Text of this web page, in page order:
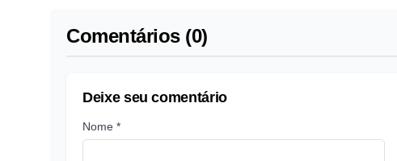
Comentários (0)
Deixe seu comentário
Nome *